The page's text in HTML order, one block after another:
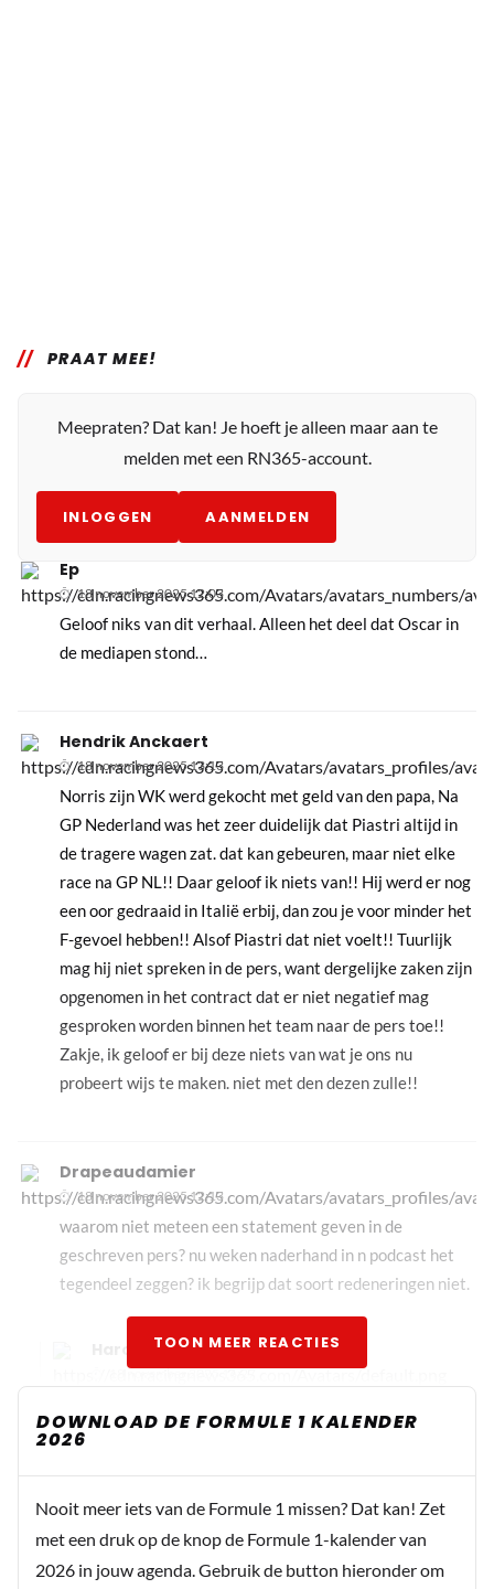
PRAAT MEE!
Meepraten? Dat kan! Je hoeft je alleen maar aan te
melden met een RN365-account.
INLOGGEN AANMELDEN
Ep
18 november 2025 12:03
Geloof niks van dit verhaal. Alleen het deel dat Oscar in
de mediapen stond…
Drapeaudamier
18 november 2025 12:13
waarom niet meteen een statement geven in de
geschreven pers? nu weken naderhand in n podcast het
tegendeel zeggen? ik begrijp dat soort redeneringen niet.
HaroldLT
18 november 2025 16:27
18 november 2025 12:15
Wat een bribbel babbel hij denkt dat heel de wereld gek is
Hendrik Anckaert
18 november 2025 13:13
Norris zijn WK werd gekocht met geld van den papa, Na
GP Nederland was het zeer duidelijk dat Piastri altijd in
de tragere wagen zat. dat kan gebeuren, maar niet elke
race na GP NL!! Daar geloof ik niets van!! Hij werd er nog
een oor gedraaid in Italië erbij, dan zou je voor minder het
F-gevoel hebben!! Alsof Piastri dat niet voelt!! Tuurlijk
mag hij niet spreken in de pers, want dergelijke zaken zijn
opgenomen in het contract dat er niet negatief mag
gesproken worden binnen het team naar de pers toe!!
Zakje, ik geloof er bij deze niets van wat je ons nu
probeert wijs te maken. niet met den dezen zulle!!
TOON MEER REACTIES
DOWNLOAD DE FORMULE 1 KALENDER
2026
Nooit meer iets van de Formule 1 missen? Dat kan! Zet
met een druk op de knop de Formule 1-kalender van
2026 in jouw agenda. Gebruik de button hieronder om